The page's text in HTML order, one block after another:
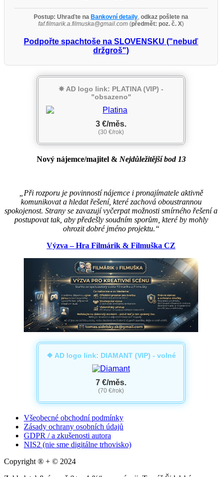
Postup: Uhraďte na Bankovní detaily odkaz pošlete na
faf.filmarik.a.filmuska@gmail.com (předmět: poz. č. X)
Podpořte spachtoše na SLOVENSKU ("nebuď
držgroš")
✵ AD logo link: PLATINA (VIP) -
"obsazeno"
3 €/měs.
(30 €/rok)
Nový nájemce/majitel & Nejdůležitější bod 13
„Při rozporu je povinností nájemce i pronajímatele aktivně
komunikovat a hledat řešení, které zachová oboustrannou
spokojenost. Strany se zavazují vyčerpat možnosti smírného řešení a
postupovat tak, aby předešly soudním sporům, které by mohly
ohrozit dobré jméno projektu.“
Výzva – Hra Filmárik & Filmuška CZ
❖ AD logo link: DIAMANT (VIP) - volné
7 €/měs.
(70 €/rok)
Všeobecné obchodní podmínky
Zásady ochrany osobních údajů
GDPR / a zkušenosti autora
NIS2 (nie sme digitálne trhovisko)
Copyright ® + © 2024